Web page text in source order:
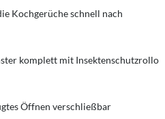
Kochgerüche schnell nach
komplett mit Insektenschutzrollo
Öffnen verschließbar